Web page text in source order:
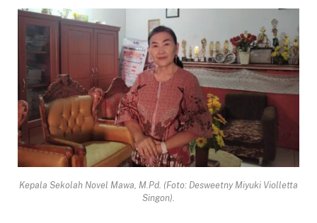
Kepala Sekolah Novel Mawa, M.Pd. (Foto: Desweetny Miyuki Violletta
Singon).